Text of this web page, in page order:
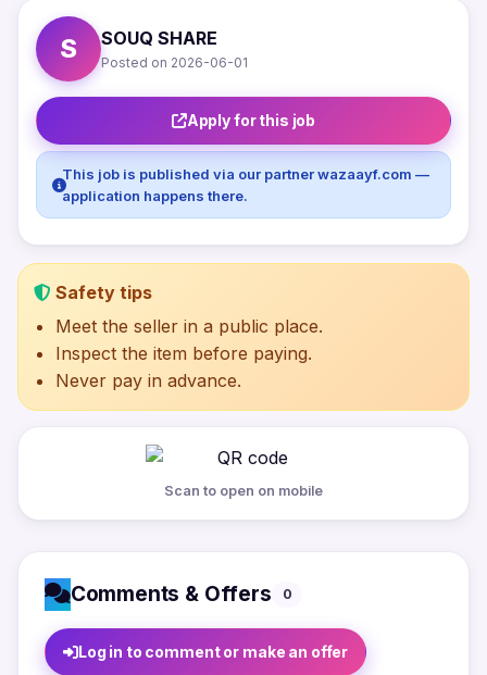
S SOUQ SHARE
Posted on 2026-06-01
Apply for this job
This job is published via our partner wazaayf.com —
application happens there.
Safety tips
Meet the seller in a public place.
Inspect the item before paying.
Never pay in advance.
Scan to open on mobile
Comments & Offers 0
Log in to comment or make an offer